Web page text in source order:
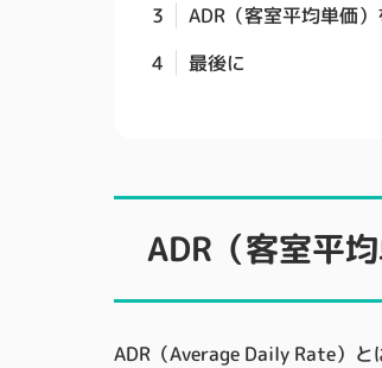
3
ADR（客室平均単価
4
最後に
ADR（客室平
ADR（Average Daily Rate）